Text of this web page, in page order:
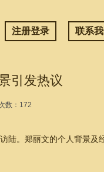
注册登录 联系
引发热议
数：172
。郑丽文的个人背景